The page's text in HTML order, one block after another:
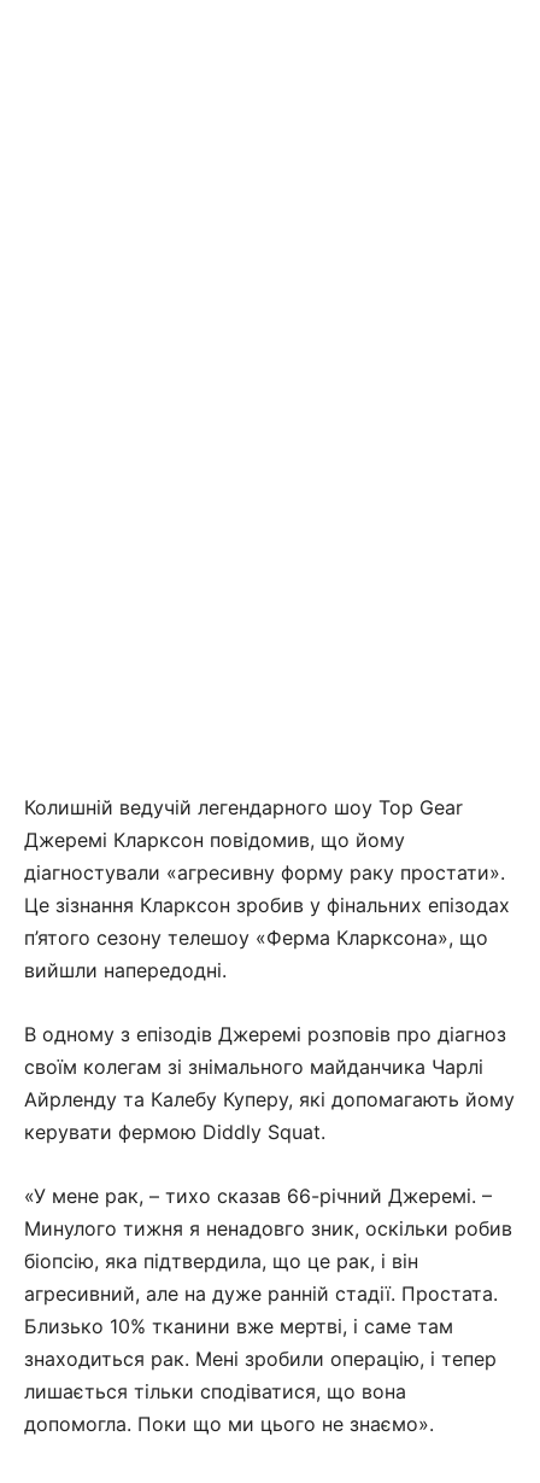
Колишній ведучій легендарного шоу Top Gear
Джеремі Кларксон повідомив, що йому
діагностували «агресивну форму раку простати».
Це зізнання Кларксон зробив у фінальних епізодах
п’ятого сезону телешоу «Ферма Кларксона», що
вийшли напередодні.
В одному з епізодів Джеремі розповів про діагноз
своїм колегам зі знімального майданчика Чарлі
Айрленду та Калебу Куперу, які допомагають йому
керувати фермою Diddly Squat.
«У мене рак, – тихо сказав 66-річний Джеремі. –
Минулого тижня я ненадовго зник, оскільки робив
біопсію, яка підтвердила, що це рак, і він
агресивний, але на дуже ранній стадії. Простата.
Близько 10% тканини вже мертві, і саме там
знаходиться рак. Мені зробили операцію, і тепер
лишається тільки сподіватися, що вона
допомогла. Поки що ми цього не знаємо».